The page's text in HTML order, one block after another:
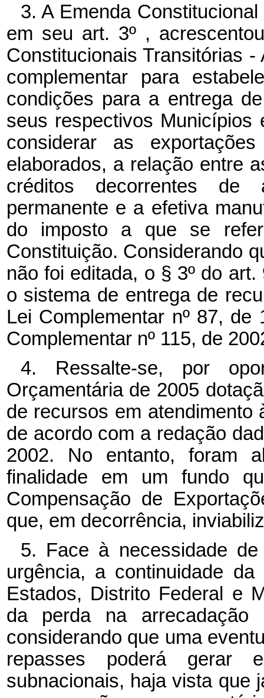
3. A Emenda
em seu art. 3º ,
Constitucionais Transitórias
complementar para
condições para a entrega
seus respectivos
considerar as
elaborados, a relação entre
créditos decorrentes de
permanente e a efetiva
do imposto a que se
Constituição. Considerando
não foi editada, o § 3º do
o sistema de entrega de
Lei Complementar nº 87,
Complementar nº 115, de
4. Ressalte-se, por
Orçamentária de 2005
de recursos em atendimento
de acordo com a redação
2002. No entanto, foram
finalidade em um fundo
Compensação de
que, em decorrência,
5. Face à necessidade
urgência, a continuidade
Estados, Distrito Federal e
da perda na
considerando que uma
repasses poderá gerar
subnacionais, haja vista que